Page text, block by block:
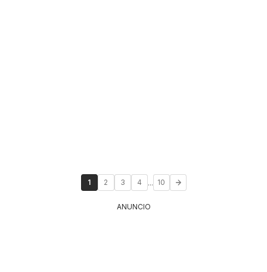
1 2 3 4 ... 10
ANUNCIO